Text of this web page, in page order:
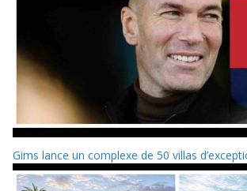
Gims lance un complexe de 50 villas